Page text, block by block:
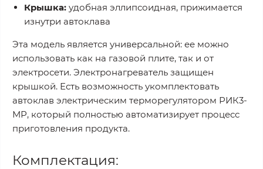
Крышка: удобная эллипсоидная, прижимается
изнутри автоклава
Эта модель является универсальной: ее можно
использовать как на газовой плите, так и от
электросети. Электронагреватель защищен
крышкой. Есть возможность укомплектовать
автоклав электрическим терморегулятором РИК3-
МР, который полностью автоматизирует процесс
приготовления продукта.
Комплектация: